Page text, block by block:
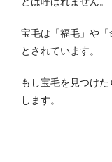
宝毛は「福毛」や
とされています。
もし宝毛を見つけ
します。